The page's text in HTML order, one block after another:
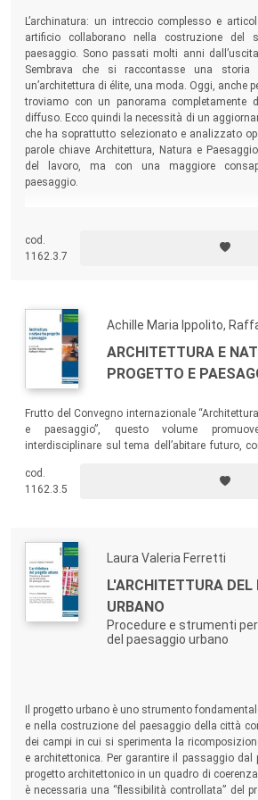
fenomeni di degrado o addirittura di
più frequentemente emergono
La collana, aperta a confronti tra le
ampliare le possibili relazioni tra
urbanistica e pianificazione; sociologia,
del paesaggio; agronomia,
economia ambientale; geografia; arte,
multimedialità) con lo scopo di
la valutazione, la
pianificazione del paesaggio. In
studiosi che operano analiticamente
ricerche, opinioni e piani.
Si articola in due sezioni: la prima,
monografie, ha un target più ampio e
tecnico; la seconda, contenente
convegni e approfondimenti
prevalentemente a studiosi ed esperti
revisione con garanzia di terzietà
L’archinatura: un intreccio complesso e
artificio collaborano nella costruzione del
paesaggio. Sono passati molti anni
Sembrava che si raccontasse una storia
un’architettura di élite, una moda. Oggi, anche
troviamo con un panorama completamente
diffuso. Ecco quindi la necessità di un
che ha soprattutto selezionato e analizzato
parole chiave Architettura, Natura e
del lavoro, ma con una maggiore
paesaggio.
cod.
1162.3.7
Achille Maria Ippolito,
ARCHITETTURA E
PROGETTO E
Frutto del Convegno internazionale
e paesaggio”, questo volume
interdisciplinare sul tema dell’abitare futuro,
essere un omaggio all’amico, allo studioso e
Zagari.
cod.
1162.3.5
Laura Valeria Ferretti
L'ARCHITETTURA DEL
URBANO
Procedure e strumenti
del paesaggio urbano
Il progetto urbano è uno strumento
e nella costruzione del paesaggio della città
dei campi in cui si sperimenta la
e architettonica. Per garantire il passaggio dal
progetto architettonico in un quadro di
è necessaria una “flessibilità controllata” del